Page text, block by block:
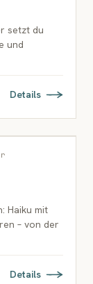
setzt du
und
Details
Haiku mit
– von der
Details